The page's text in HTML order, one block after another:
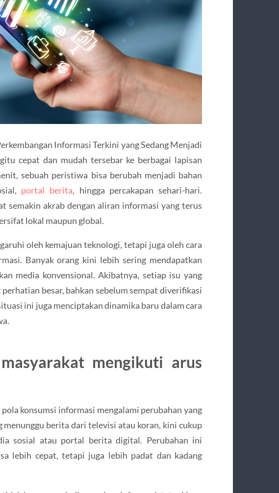
Informasi Terkini yang Sedang Menjadi
cepat dan mudah tersebar ke berbagai lapisan
sebuah peristiwa bisa berubah menjadi bahan
portal berita, hingga percakapan sehari-hari.
semakin akrab dengan aliran informasi yang terus
lokal maupun global.
oleh kemajuan teknologi, tetapi juga oleh cara
Banyak orang kini lebih sering mendapatkan
media konvensional. Akibatnya, setiap isu yang
besar, bahkan sebelum sempat diverifikasi
ini juga menciptakan dinamika baru dalam cara
mengikuti arus
konsumsi informasi mengalami perubahan yang
menunggu berita dari televisi atau koran, kini cukup
sosial atau portal berita digital. Perubahan ini
lebih cepat, tetapi juga lebih padat dan kadang